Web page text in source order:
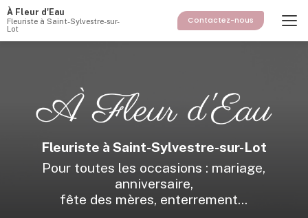
Aller
au
contenu
principal
À Fleur d'Eau
Fleuriste à Saint-Sylvestre-sur-
Lot
Contactez-nous
Fleuriste à Saint-Sylvestre-sur-Lot
Pour toutes les occasions : mariage,
anniversaire,
fête des mères, enterrement...